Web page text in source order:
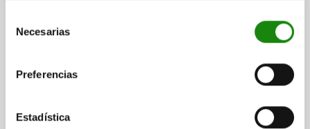
Necesarias
Preferencias
Estadística
Discos de contracción para conectar un eje hueco a un árbol.
Se colocan en el cubo desde el exterior y generan tensión
produce un ajuste de presión entre el cubo y el árbol. Son